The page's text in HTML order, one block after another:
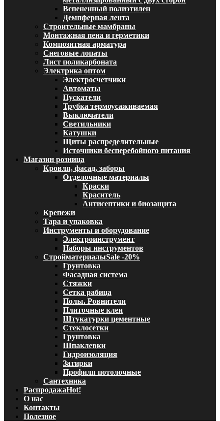
Вспененный полиэтилен
Демпферная лента
Строительные мамбраны
Монтажная пена и герметики
Композитная арматура
Снеговые лопаты
Лист поликарбоната
Электрика оптом
Электросчетчики
Автоматы
Пускатели
Трубка термоусаживаемая
Выключатели
Светильники
Катушки
Щиты распределительные
Источники бесперебойного питания
Магазин розница
Кровля, фасад, заборы
Отделочные материалы
Краски
Краситель
Антисептики и биозащита
Крепежи
Тара и упаковка
Инструменты и оборудование
Электроинструмент
Наборы инструментов
СтройматериалыSale -20%
Грунтовка
Фасадная система
Стяжки
Сетка рабица
Полы. Ровнители
Плиточные клеи
Штукатурки цементные
Стеклосетки
Грунтовка
Шпаклевки
Гидроизоляция
Затирки
Профиля потолочные
Сантехника
РаспродажаHot!
О нас
Контакты
Полезное